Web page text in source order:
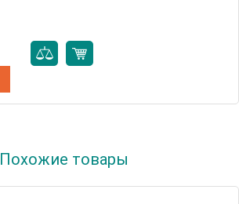
10
Похожие товары